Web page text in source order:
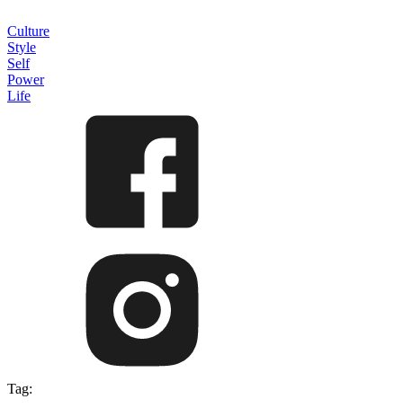
Culture
Style
Self
Power
Life
Tag: